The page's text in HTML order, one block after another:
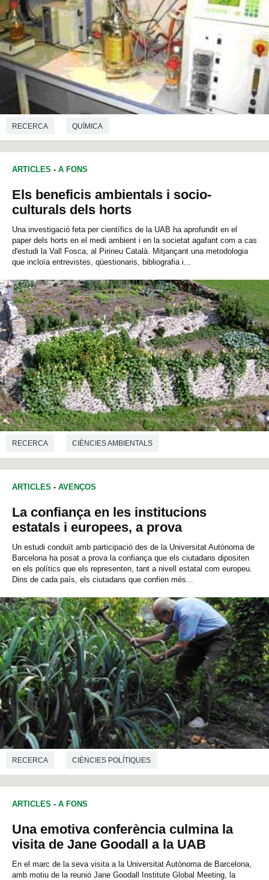
RECERCA QUÍMICA
ARTICLES - A FONS
Els beneficis ambientals i socio-
culturals dels horts
Una investigació feta per científics de la UAB ha aprofundit en el
paper dels horts en el medi ambient i en la societat agafant com a cas
d'estudi la Vall Fosca, al Pirineu Català. Mitjançant una metodologia
que incloïa entrevistes, qüestionaris, bibliografia i...
RECERCA CIÈNCIES AMBIENTALS
ARTICLES - AVENÇOS
La confiança en les institucions
estatals i europees, a prova
Un estudi conduït amb participació des de la Universitat Autònoma de
Barcelona ha posat a prova la confiança que els ciutadans dipositen
en els polítics que els representen, tant a nivell estatal com europeu.
Dins de cada país, els ciutadans que confien més...
RECERCA CIÈNCIES POLÍTIQUES
ARTICLES - A FONS
Una emotiva conferència culmina la
visita de Jane Goodall a la UAB
En el marc de la seva visita a la Universitat Autònoma de Barcelona,
amb motiu de la reunió Jane Goodall Institute Global Meeting, la